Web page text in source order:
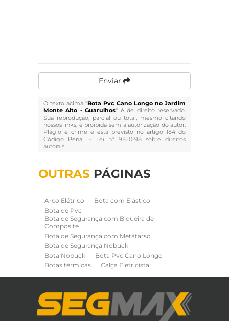
Enviar
O texto acima "Bota Pvc Cano Longo no Jardim
Monte Alto - Guarulhos" é de direito reservado.
Sua reprodução, parcial ou total, mesmo citando
nossos links, é proibida sem a autorização do autor.
Plágio é crime e está previsto no artigo 184 do
Código Penal. – Lei n° 9.610-98 sobre direitos
autorais.
OUTRAS PÁGINAS
Arco Elétrico
Bota com Elástico
Bota de Pvc
Bota de Segurança com Biqueira de
Composite
Bota de Segurança com Metatarso
Bota de Segurança Nobuck
Bota Nobuck
Bota Pvc Cano Longo
Botas térmicas
Calça Eletricista
Capa de Chuva
Cinto de Segurança para Eletricista
Cinto de Seguranca Paraquedista